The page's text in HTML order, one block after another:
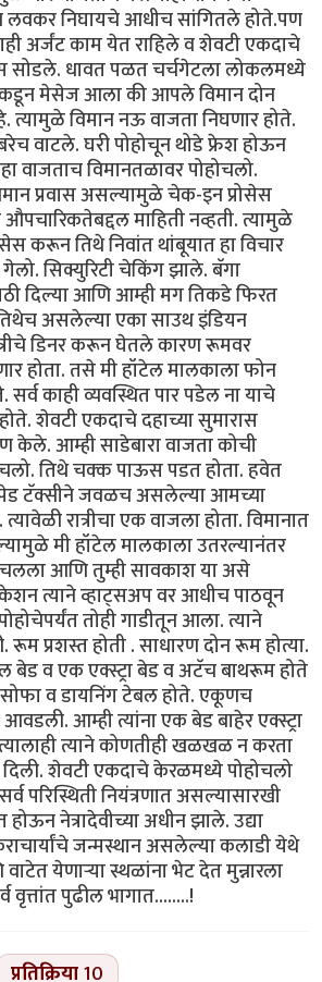
निघायचे आधीच सांगितले होते.पण
अर्जंट काम येत राहिले व शेवटी एकदाचे
सोडले. धावत पळत चर्चगेटला लोकलमध्ये
मेसेज आला की आपले विमान दोन
त्यामुळे विमान नऊ वाजता निघणार होते.
वाटले. घरी पोहोचून थोडे फ्रेश होऊन
वाजताच विमानतळावर पोहोचलो.
प्रवास असल्यामुळे चेक-इन प्रोसेस
माहिती नव्हती. त्यामुळे
करून तिथे निवांत थांबूयात हा विचार
सिक्युरिटी चेकिंग झाले. बॅगा
दिल्या आणि आम्ही मग तिकडे फिरत
असलेल्या एका साउथ इंडियन
डिनर करून घेतले कारण रूमवर
होता. तसे मी हॉटेल मालकाला फोन
काही व्यवस्थित पार पडेल ना याचे
शेवटी एकदाचे दहाच्या सुमारास
केले. आम्ही साडेबारा वाजता कोची
तिथे चक्क पाऊस पडत होता. हवेत
टॅक्सीने जवळच असलेल्या आमच्या
रात्रीचा एक वाजला होता. विमानात
मी हॉटेल मालकाला उतरल्यानंतर
आणि तुम्ही सावकाश या असे
त्याने व्हाट्सअप वर आधीच पाठवून
तोही गाडीतून आला. त्याने
प्रशस्त होती . साधारण दोन रूम होत्या.
व एक एक्स्ट्रा बेड व अटॅच बाथरूम होते
व डायनिंग टेबल होते. एकूणच
आम्ही त्यांना एक बेड बाहेर एक्स्ट्रा
त्याने कोणतीही खळखळ न करता
शेवटी एकदाचे केरळमध्ये पोहोचलो
परिस्थिती नियंत्रणात असल्यासारखी
होऊन नेत्रादेवीच्या अधीन झाले. उद्या
जन्मस्थान असलेल्या कलाडी येथे
येणाऱ्या स्थळांना भेट देत मुन्नारला
वृत्तांत पुढील भागात........!
प्रतिक्रिया10